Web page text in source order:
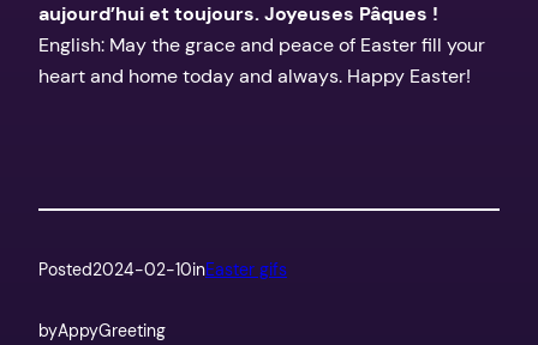
aujourd’hui et toujours. Joyeuses Pâques !
English: May the grace and peace of Easter fill your
heart and home today and always. Happy Easter!
Posted2024-02-10inEaster gifs
byAppyGreeting